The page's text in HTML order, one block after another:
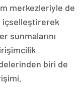
merkezleriyle de
içselleştirerek
sunmalarını
biri de